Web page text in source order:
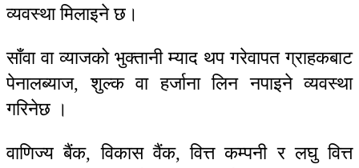
व्यवस्था मिलाइने छ।
साँवा वा व्याजको भुक्तानी म्याद थप गरेवापत ग्राहकबाट
पेनालब्याज, शुल्क वा हर्जाना लिन नपाइने व्यवस्था
गरिनेछ ।
वाणिज्य बैंक, विकास वैंक, वित्त कम्पनी र लघु वित्त